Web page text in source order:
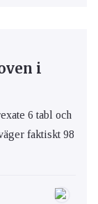
i
6 tabl och
faktiskt 98